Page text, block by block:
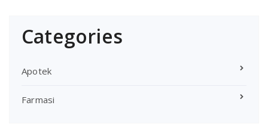
Categories
Apotek
Farmasi